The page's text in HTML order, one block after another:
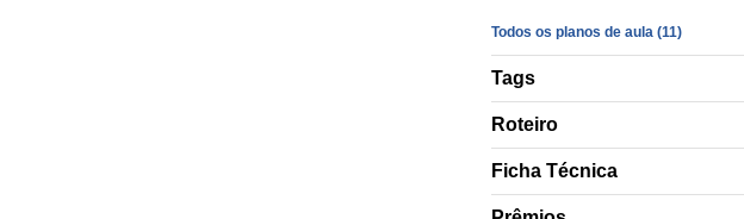
Todos os planos de aula (11)
Tags
Roteiro
Ficha Técnica